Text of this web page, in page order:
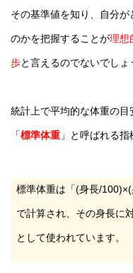
その基準値を知り、自分が
のかを把握することが理想
歩と言えるのでないでしょ
統計上で平均的な体重の目
「標準体重 」と呼ばれる指
標準体重は「(身長/100)×(
で計算され、その身長に
として使われています。